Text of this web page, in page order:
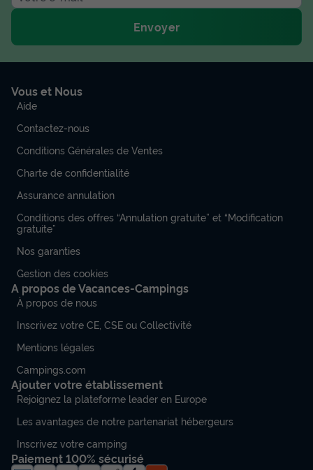
Envoyer
Vous et Nous
Aide
Contactez-nous
Conditions Générales de Ventes
Charte de confidentialité
Assurance annulation
Conditions des offres “Annulation gratuite” et “Modification
gratuite”
Nos garanties
Gestion des cookies
A propos de Vacances-Campings
À propos de nous
Inscrivez votre CE, CSE ou Collectivité
Mentions légales
Campings.com
Ajouter votre établissement
Rejoignez la plateforme leader en Europe
Les avantages de notre partenariat hébergeurs
Inscrivez votre camping
Paiement 100% sécurisé